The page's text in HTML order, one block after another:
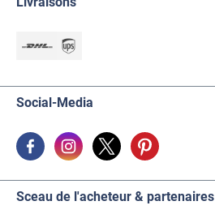
Social-Media
Sceau de l'acheteur & partenaires